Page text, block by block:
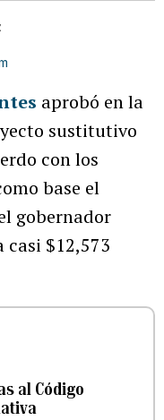
aprobó en la
sustitutivo
con los
base el
gobernador
casi $12,573
al Código